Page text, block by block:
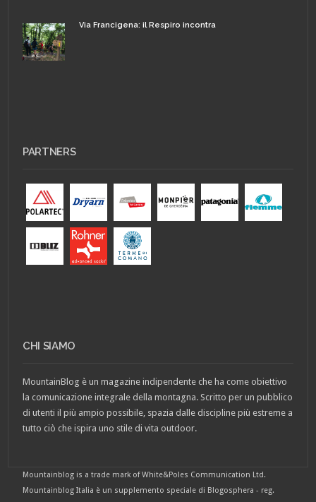
Via Francigena: il Respiro incontra
PARTNERS
CHI SIAMO
MountainBlog è un magazine indipendente che ha come obiettivo
la comunicazione integrale della montagna. Scritto per un pubblico
di utenti il più ampio possibile, spazia dalle discipline più estreme a
tutto ciò che ispira uno stile di vita outdoor.
Mountainblog is a trade mark of White&Poles Communication Ltd.
Mountainblog Italia è un supplemento speciale di Blogosphera - reg.